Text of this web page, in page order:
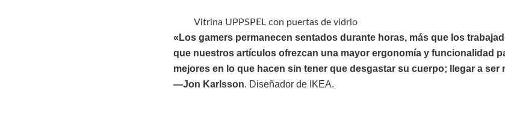
Vitrina UPPSPEL con puertas de vidrio
«Los gamers permanecen sentados durante horas, más que los
que nuestros artículos ofrezcan una mayor ergonomía y funcionalidad
mejores en lo que hacen sin tener que desgastar su cuerpo; llegar a ser
—Jon Karlsson. Diseñador de IKEA.